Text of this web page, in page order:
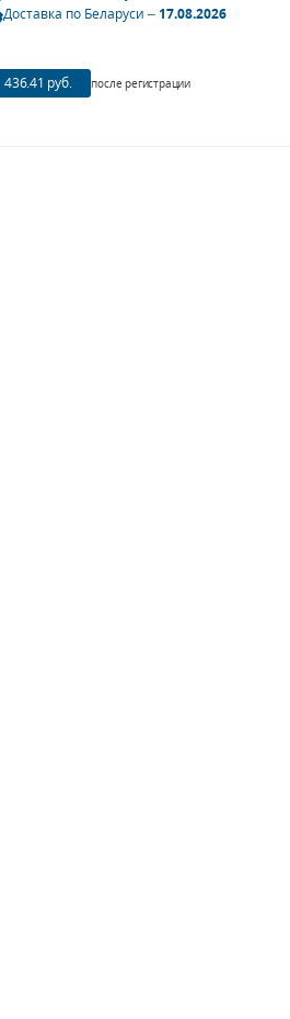
Доставка по Беларуси –17.08.2026
436.41 руб. после регистрации